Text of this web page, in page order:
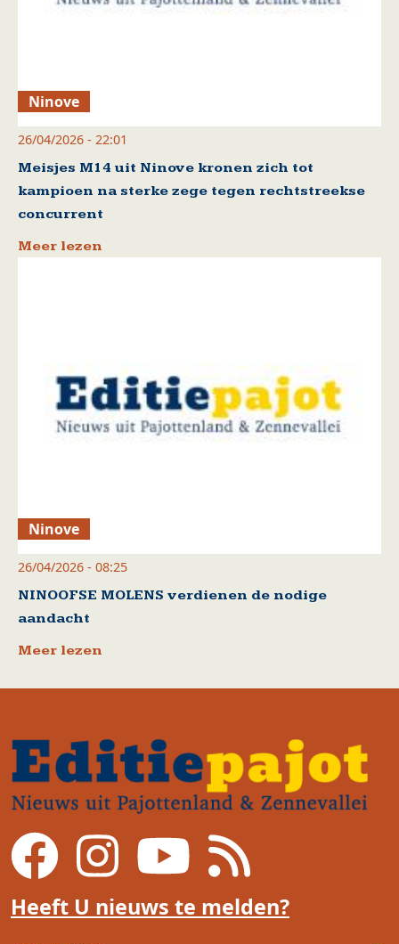
Ninove
26/04/2026 - 22:01
Meisjes M14 uit Ninove kronen zich tot
kampioen na sterke zege tegen rechtstreekse
concurrent
Meer lezen
Ninove
26/04/2026 - 08:25
NINOOFSE MOLENS verdienen de nodige
aandacht
Meer lezen
Heeft U nieuws te melden?